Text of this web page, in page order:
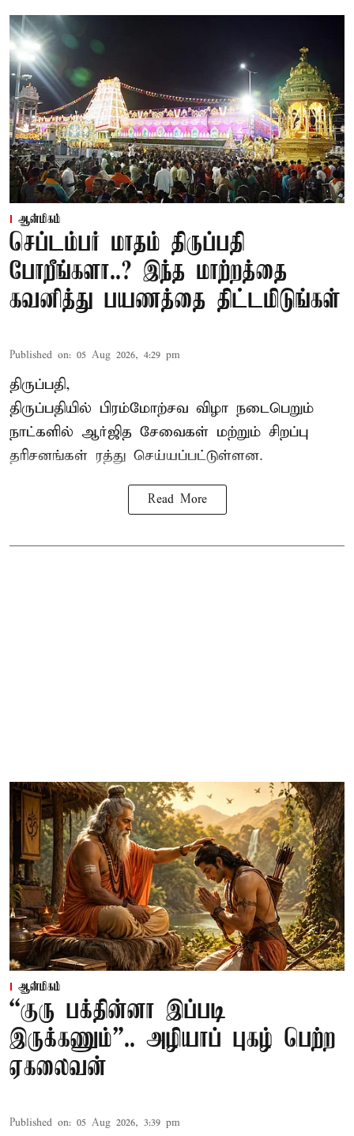
ஆன்மிகம்
செப்டம்பர் மாதம் திருப்பதி
போறீங்களா..? இந்த மாற்றத்தை
கவனித்து பயணத்தை திட்டமிடுங்கள்
Published on: 05 Aug 2026, 4:29 pm
திருப்பதி,
திருப்பதியில் பிரம்மோற்சவ விழா நடைபெறும்
நாட்களில் ஆர்ஜித சேவைகள் மற்றும் சிறப்பு
தரிசனங்கள் ரத்து செய்யப்பட்டுள்ளன.
Read More
ஆன்மிகம்
“குரு பக்தின்னா இப்படி
இருக்கணும்”.. அழியாப் புகழ் பெற்ற
ஏகலைவன்
Published on: 05 Aug 2026, 3:39 pm